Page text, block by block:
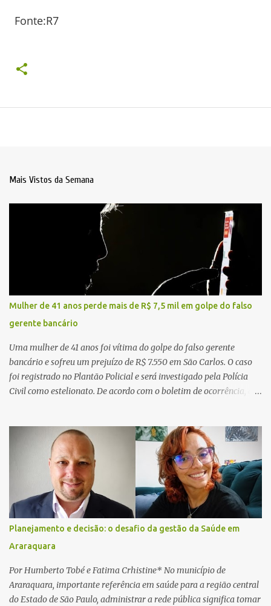
Fonte:R7
Mais Vistos da Semana
Mulher de 41 anos perde mais de R$ 7,5 mil em golpe do falso
gerente bancário
Uma mulher de 41 anos foi vítima do golpe do falso gerente
bancário e sofreu um prejuízo de R$ 7.550 em São Carlos. O caso
foi registrado no Plantão Policial e será investigado pela Polícia
Civil como estelionato. De acordo com o boletim de ocorrência, a
suspeito alegou que seria necessário atualizar o cadastro da conta
e passou a orientar a vítima sobre os procedimentos que deveriam
ser realizados. Dias depois, o golpista enviou um documento em
PDF simulando uma comunicação oficial da instituição financeira.
Na sequência, entrou em contato por telefone e encaminhou um
link, orientando a vítima a acessá-lo pelo computador para
concluir a suposta atualização cadastral. Após realizar o
procedimento, a conta bancária ficou bloqueada por algumas
horas. Sem conseguir acessar o sistema, a vítima tentou
novamente contato com o suposto gerente, mas não obteve
resposta. Na segunda-fe...
Planejamento e decisão: o desafio da gestão da Saúde em
Araraquara
Por Humberto Tobé e Fatima Crhistine* No município de
Araraquara, importante referência em saúde para a região central
do Estado de São Paulo, administrar a rede pública significa tomar